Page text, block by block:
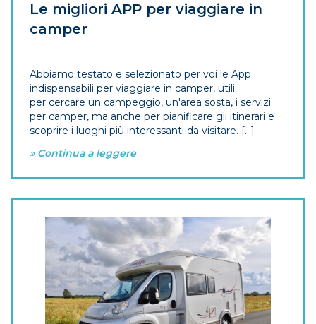
Le migliori APP per viaggiare in
camper
Abbiamo testato e selezionato per voi le App
indispensabili per viaggiare in camper, utili
per cercare un campeggio, un'area sosta, i servizi
per camper, ma anche per pianificare gli itinerari e
scoprire i luoghi più interessanti da visitare. [...]
» Continua a leggere